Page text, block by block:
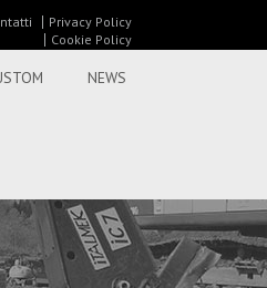
Privacy Policy
Cookie Policy
NEWS